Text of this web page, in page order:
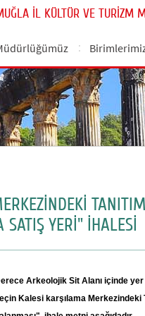
İL KÜLTÜR VE TURİZM
SATIŞ YERİ" İHALESİ
Arkeolojik Sit Alanı içinde yer
Kalesi karşılama Merkezindeki